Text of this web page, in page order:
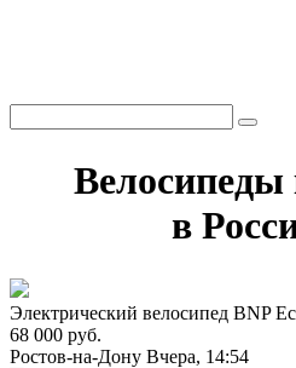
Велосипеды
в
Электрический велосипед BNP
68 000 руб.
Ростов-на-Дону Вчера, 14:54